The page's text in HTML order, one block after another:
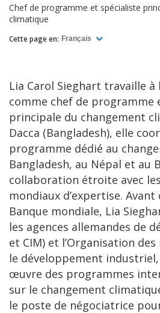
Chef de programme et spécialiste
climatique
Cette page en: Français
Lia Carol Sieghart travaille à
comme chef de programme
principale du changement
Dacca (Bangladesh), elle
programme dédié au
Bangladesh, au Népal et au
collaboration étroite avec
mondiaux d’expertise. Avant
Banque mondiale, Lia
les agences allemandes de
et CIM) et l’Organisation
le développement
œuvre des programmes
sur le changement
le poste de négociatrice